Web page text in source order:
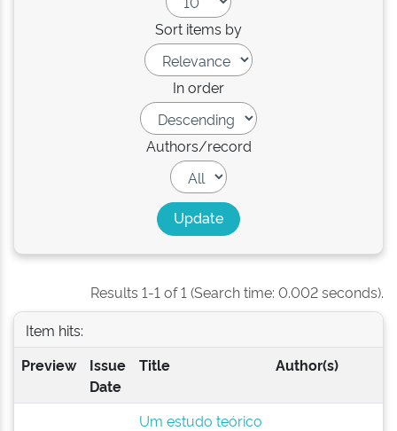
Sort items by
In order
Authors/record
Results 1-1 of 1 (Search time: 0.002 seconds).
Item hits:
Preview
Issue
Date
Title Author(s)
Um estudo teórico